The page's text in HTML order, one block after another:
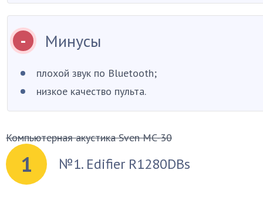
Минусы
плохой звук по Bluetooth;
низкое качество пульта.
Компьютерная акустика Sven MC-30
1 №1. Edifier R1280DBs